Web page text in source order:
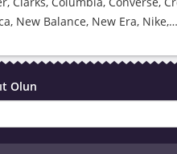
New Balance, New Era, Nike,…
Olun